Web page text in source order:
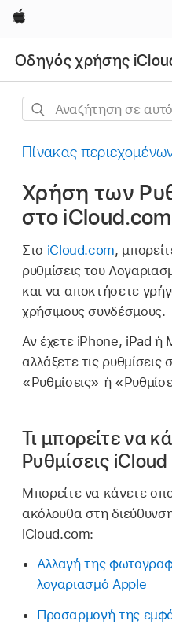
Apple
Οδηγός χρήσης
Αναζήτηση
αυτόν
οδηγό
Πίνακας
Χρήση των
στο iCloud.com
Στο iCloud.com,
ρυθμίσεις του
και να αποκτήσετε
χρήσιμους συνδέσμους.
Αν έχετε iPhone, iPad ή
αλλάξετε τις ρυθμίσεις
«Ρυθμίσεις» ή
Τι μπορείτε να
Ρυθμίσεις
Μπορείτε να κάνετε
ακόλουθα στη
iCloud.com:
Αλλαγή της
λογαριασμό Apple
Προσαρμογή της